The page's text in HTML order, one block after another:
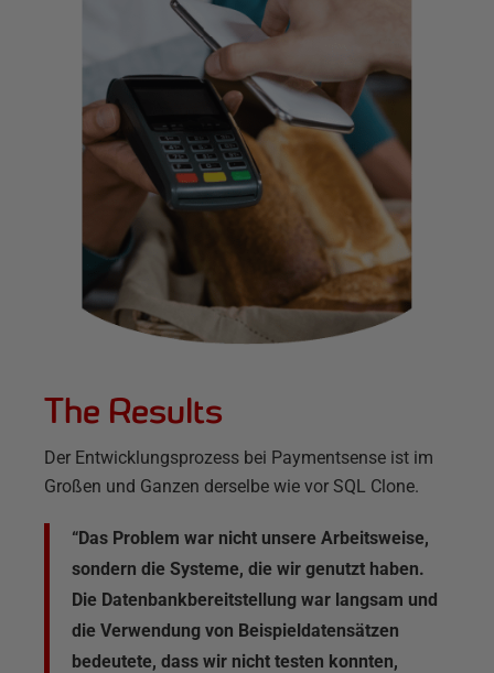
The Results
Der Entwicklungsprozess bei Paymentsense ist im
Großen und Ganzen derselbe wie vor SQL Clone.
“Das Problem war nicht unsere Arbeitsweise,
sondern die Systeme, die wir genutzt haben.
Die Datenbankbereitstellung war langsam und
die Verwendung von Beispieldatensätzen
bedeutete, dass wir nicht testen konnten,